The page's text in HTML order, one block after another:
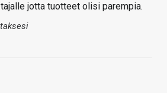
jotta tuotteet olisi parempia.